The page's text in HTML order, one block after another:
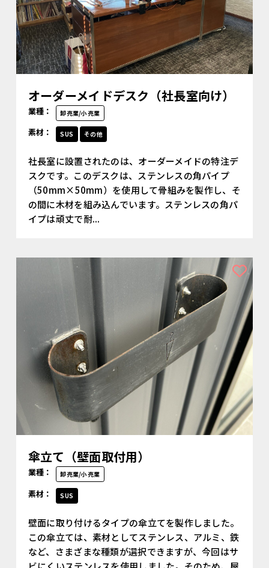
オーダーメイドデスク（社長室向け）
業種： 卸売業/小売業
素材： SUS その他
社長室に設置されたのは、オーダーメイドの特注デ
スクです。このデスクは、ステンレスの角パイプ
（50mm×50mm）を使用して骨組みを製作し、そ
の間に木材を組み込んでいます。ステンレスの角パ
イプは頑丈で耐...
傘立て（壁面取付用）
業種： 卸売業/小売業
素材： SUS
壁面に取り付けるタイプの傘立てを製作しました。
この傘立ては、素材としてステンレス、アルミ、鉄
など、さまざまな種類が選択できますが、今回はサ